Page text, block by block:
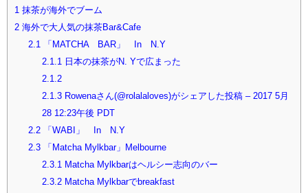
1 抹茶が海外でブーム
2 海外で大人気の抹茶Bar&Cafe
2.1「MATCHA BAR」 In N.Y
2.1.1日本の抹茶がN. Yで広まった
2.1.2
2.1.3Rowenaさん(@rolalaloves)がシェアした投稿 – 2017 5月
28 12:23午後 PDT
2.2「WABI」 In N.Y
2.3「Matcha Mylkbar」Melbourne
2.3.1Matcha Mylkbarはヘルシー志向のバー
2.3.2Matcha Mylkbarでbreakfast